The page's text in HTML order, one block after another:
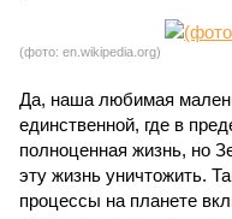
(фото: en.wikipedia.org)
Да, наша любимая
единственной, где в
полноценная жизнь, но
эту жизнь уничтожить.
процессы на планете